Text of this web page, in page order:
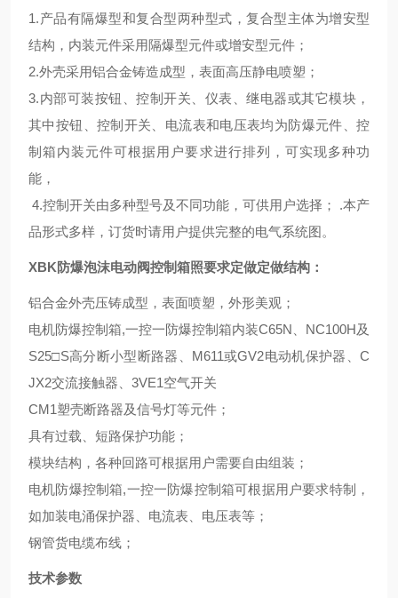
1.产品有隔爆型和复合型两种型式，复合型主体为增安型
结构，内装元件采用隔爆型元件或增安型元件；
2.外壳采用铝合金铸造成型，表面高压静电喷塑；
3.内部可装按钮、控制开关、仪表、继电器或其它模块，
其中按钮、控制开关、电流表和电压表均为防爆元件、控
制箱内装元件可根据用户要求进行排列，可实现多种功
能，
4.控制开关由多种型号及不同功能，可供用户选择； .本产
品形式多样，订货时请用户提供完整的电气系统图。
XBK防爆泡沫电动阀控制箱照要求定做定做结构：
铝合金外壳压铸成型，表面喷塑，外形美观；
电机防爆控制箱,一控一防爆控制箱内装C65N、NC100H及
S25□S高分断小型断路器、M611或GV2电动机保护器、C
JX2交流接触器、3VE1空气开关
CM1塑壳断路器及信号灯等元件；
具有过载、短路保护功能；
模块结构，各种回路可根据用户需要自由组装；
电机防爆控制箱,一控一防爆控制箱可根据用户要求特制，
如加装电涌保护器、电流表、电压表等；
钢管货电缆布线；
技术参数